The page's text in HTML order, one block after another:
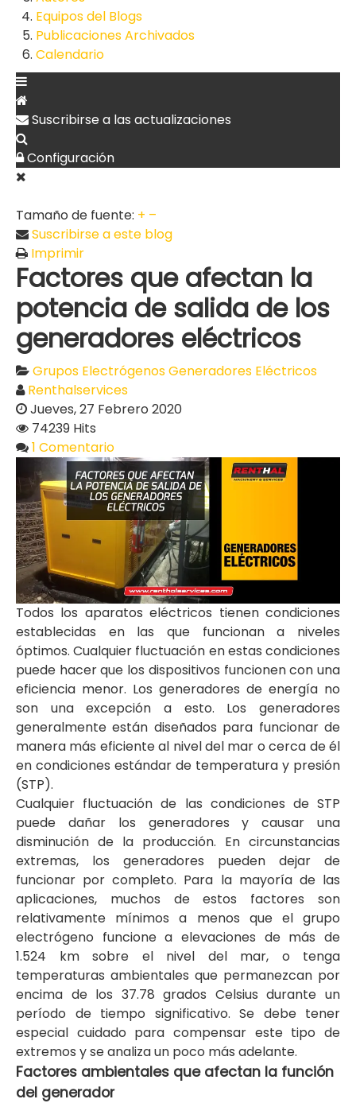
Equipos del Blogs
Publicaciones Archivados
Calendario
Suscribirse a las actualizaciones
Configuración
Tamaño de fuente: + –
Suscribirse a este blog
Imprimir
Factores que afectan la
potencia de salida de los
generadores eléctricos
Grupos ElectrógenosGeneradores Eléctricos
Renthalservices
Jueves, 27 Febrero 2020
74239 Hits
1 Comentario
Todos los aparatos eléctricos tienen condiciones
establecidas en las que funcionan a niveles
óptimos. Cualquier fluctuación en estas condiciones
puede hacer que los dispositivos funcionen con una
eficiencia menor. Los generadores de energía no
son una excepción a esto. Los generadores
generalmente están diseñados para funcionar de
manera más eficiente al nivel del mar o cerca de él
en condiciones estándar de temperatura y presión
(STP).
Cualquier fluctuación de las condiciones de STP
puede dañar los generadores y causar una
disminución de la producción. En circunstancias
extremas, los generadores pueden dejar de
funcionar por completo. Para la mayoría de las
aplicaciones, muchos de estos factores son
relativamente mínimos a menos que el grupo
electrógeno funcione a elevaciones de más de
1.524 km sobre el nivel del mar, o tenga
temperaturas ambientales que permanezcan por
encima de los 37.78 grados Celsius durante un
período de tiempo significativo. Se debe tener
especial cuidado para compensar este tipo de
extremos y se analiza un poco más adelante.
Factores ambientales que afectan la función
del generador